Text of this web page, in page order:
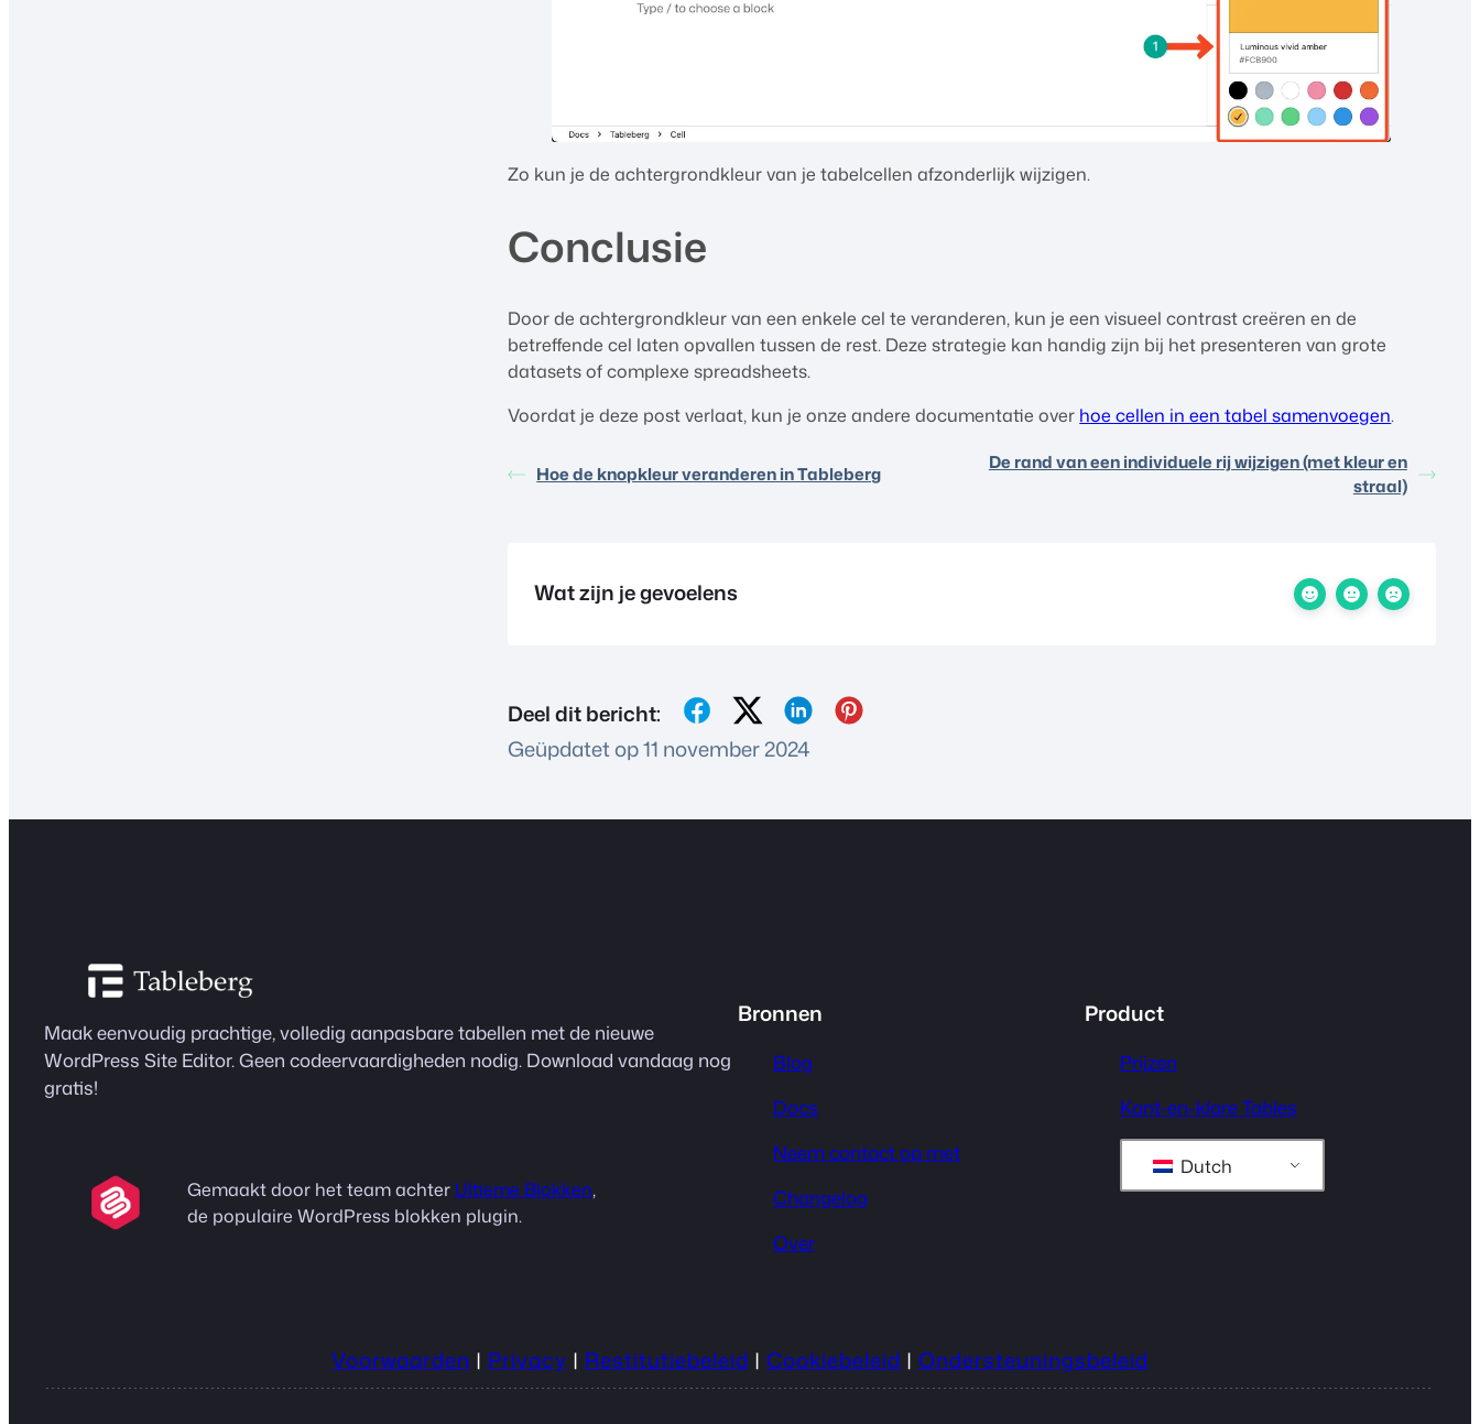
Zo kun je de achtergrondkleur van je tabelcellen afzonderlijk wijzigen.
Conclusie
Door de achtergrondkleur van een enkele cel te veranderen, kun je een visueel contrast creëren en de
betreffende cel laten opvallen tussen de rest. Deze strategie kan handig zijn bij het presenteren van grote
datasets of complexe spreadsheets.
Voordat je deze post verlaat, kun je onze andere documentatie over hoe cellen in een tabel samenvoegen.
Hoe de knopkleur veranderen in Tableberg
De rand van een individuele rij wijzigen (met kleur en
straal)
Wat zijn je gevoelens
Deel dit bericht:
Geüpdatet op 11 november 2024
Maak eenvoudig prachtige, volledig aanpasbare tabellen met de nieuwe
WordPress Site Editor. Geen codeervaardigheden nodig. Download vandaag nog
gratis!
Gemaakt door het team achter Ultieme Blokken,
de populaire WordPress blokken plugin.
Bronnen
Blog
Docs
Neem contact op met
Changelog
Over
Product
Prijzen
Kant-en-klare Tables
Dutch
Voorwaarden | Privacy | Restitutiebeleid | Cookiebeleid | Ondersteuningsbeleid